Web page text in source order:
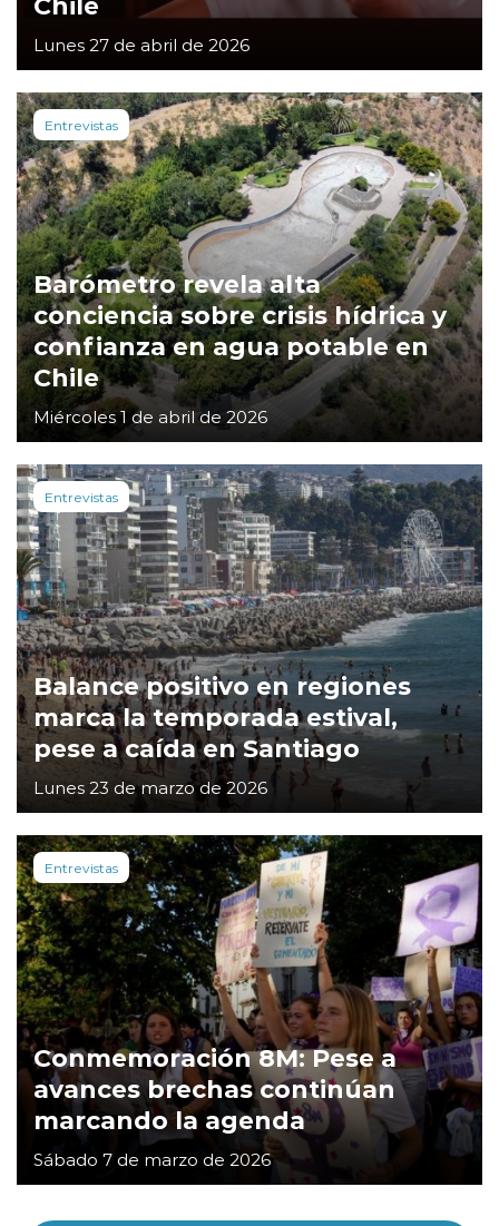
Lunes 27 de abril de 2026
Entrevistas
Barómetro revela alta
conciencia sobre crisis hídrica y
confianza en agua potable en
Chile
Miércoles 1 de abril de 2026
Entrevistas
Balance positivo en regiones
marca la temporada estival,
pese a caída en Santiago
Lunes 23 de marzo de 2026
Entrevistas
Conmemoración 8M: Pese a
avances brechas continúan
marcando la agenda
Sábado 7 de marzo de 2026